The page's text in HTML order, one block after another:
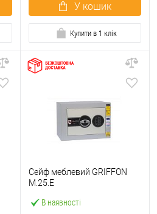
У кошик
Купити в 1 клік
В наявності
Сейф меблевий GRIFFON
M.25.E